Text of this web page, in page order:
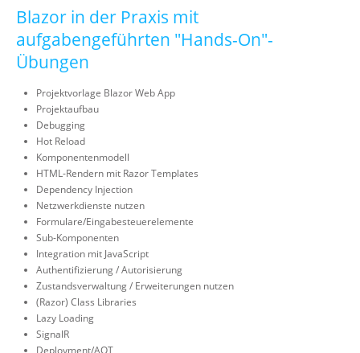
Blazor in der Praxis mit
aufgabengeführten "Hands-On"-
Übungen
Projektvorlage Blazor Web App
Projektaufbau
Debugging
Hot Reload
Komponentenmodell
HTML-Rendern mit Razor Templates
Dependency Injection
Netzwerkdienste nutzen
Formulare/Eingabesteuerelemente
Sub-Komponenten
Integration mit JavaScript
Authentifizierung / Autorisierung
Zustandsverwaltung / Erweiterungen nutzen
(Razor) Class Libraries
Lazy Loading
SignalR
Deployment/AOT